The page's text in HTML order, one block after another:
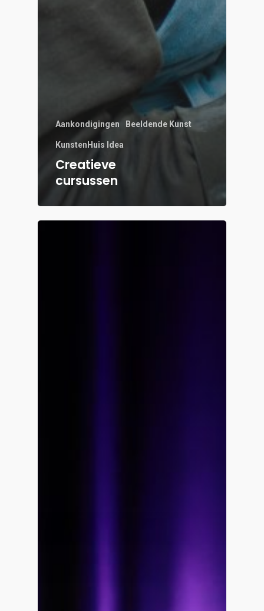
Aankondigingen Beeldende Kunst
KunstenHuis Idea
Creatieve
cursussen